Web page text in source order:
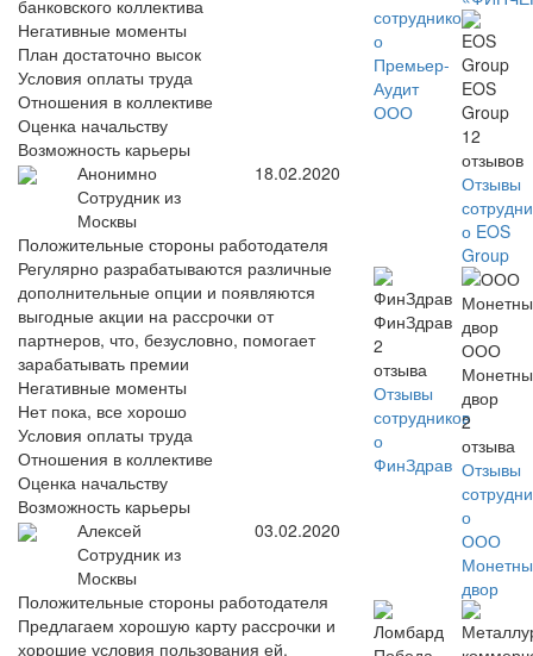
банковского коллектива
Негативные моменты
План достаточно высок
Условия оплаты труда
Отношения в коллективе
Оценка начальству
Возможность карьеры
Анонимно
Сотрудник из
Москвы
18.02.2020
Положительные стороны работодателя
Регулярно разрабатываются различные
дополнительные опции и появляются
выгодные акции на рассрочки от
партнеров, что, безусловно, помогает
зарабатывать премии
Негативные моменты
Нет пока, все хорошо
Условия оплаты труда
Отношения в коллективе
Оценка начальству
Возможность карьеры
Алексей
Сотрудник из
Москвы
03.02.2020
Положительные стороны работодателя
Предлагаем хорошую карту рассрочки и
хорошие условия пользования ей.
сотрудников
о
Премьер-
Аудит
ООО
EOS
Group
12
отзывов
Отзывы
о EOS
Group
ФинЗдрав
2
отзыва
Отзывы
сотрудников
о
ФинЗдрав
ООО
двор
2
отзыва
Отзывы
о
ООО
двор